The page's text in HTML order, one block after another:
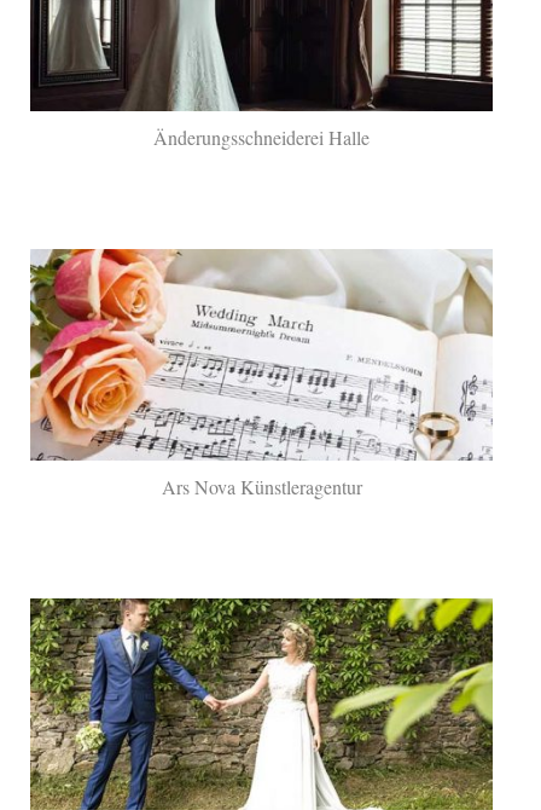
Änderungsschneiderei Halle
Ars Nova Künstleragentur